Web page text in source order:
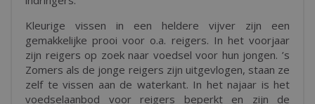
Kleurige vissen in een heldere vijver zijn een
gemakkelijke prooi voor o.a. reigers. In het voorjaar
zijn reigers op zoek naar voedsel voor hun jongen. ’s
Zomers als de jonge reigers zijn uitgevlogen, staan ze
zelf te vissen aan de waterkant. In het najaar is het
voedselaanbod voor reigers beperkt en zijn de